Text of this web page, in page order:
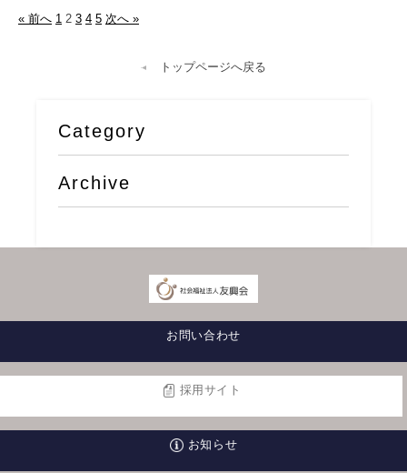
« 前へ 1 2 3 4 5 次へ »
トップページへ戻る
Category
Archive
お問い合わせ
採用サイト
お知らせ